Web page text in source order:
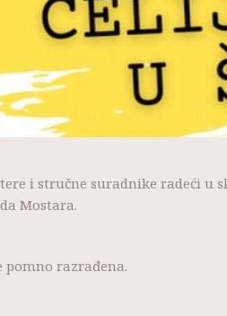
i stručne suradnike radeći u
Mostara.
razrađena.